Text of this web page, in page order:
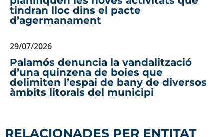
tindran lloc dins el pacte
d’agermanament
29/07/2026
Palamós denuncia la vandalització
d’una quinzena de boies que
delimiten l’espai de bany de diversos
àmbits litorals del municipi
RELACIONADES PER ENTITAT